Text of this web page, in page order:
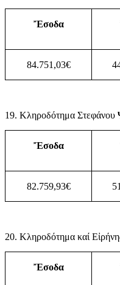
Ἔσοδα
84.751,03€
19. Κληροδότημα Στεφάνου
Ἔσοδα
82.759,93€
20. Κληροδότημα καί
Ἔσοδα